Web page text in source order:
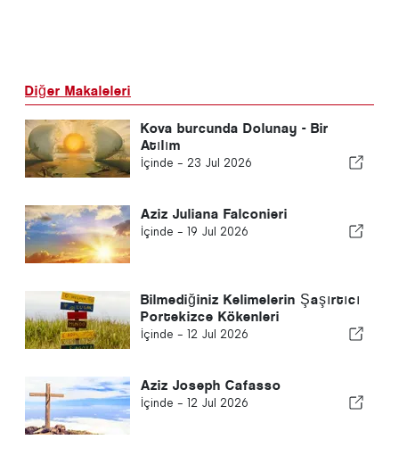
Diğer Makaleleri
Kova burcunda Dolunay - Bir
Atılım
İçinde - 23 Jul 2026
Aziz Juliana Falconieri
İçinde - 19 Jul 2026
Bilmediğiniz Kelimelerin Şaşırtıcı
Portekizce Kökenleri
İçinde - 12 Jul 2026
Aziz Joseph Cafasso
İçinde - 12 Jul 2026